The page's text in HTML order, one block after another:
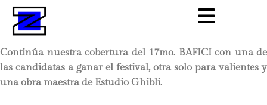
Continúa nuestra cobertura del 17mo. BAFICI con una de
las candidatas a ganar el festival, otra solo para valientes y
una obra maestra de Estudio Ghibli.